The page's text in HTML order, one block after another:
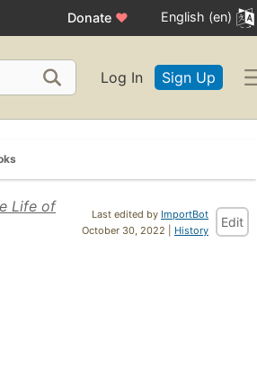
Donate ♥ English (en)
Log In Sign Up
Last edited by ImportBot
October 30, 2022 | History
Edit
Life of